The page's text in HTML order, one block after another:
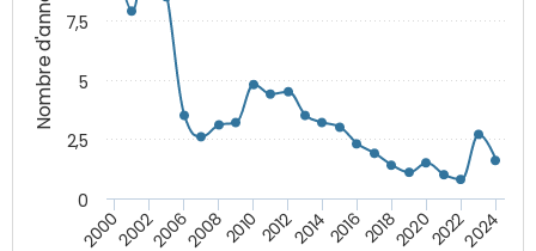
Nombre d'années
20002002200620082010 2012201420162018202020222024
0
2,5
5
7,5